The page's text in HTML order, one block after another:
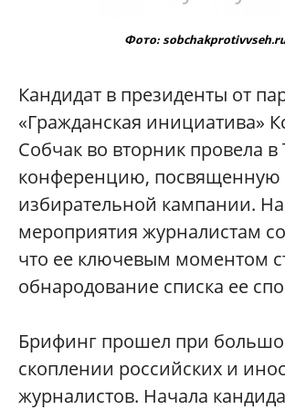
Фото: sobchakprotivvseh.ru
Кандидат в президенты от
«Гражданская инициатива»
Собчак во вторник провела
конференцию, посвященную
избирательной кампании.
мероприятия журналистам
что ее ключевым моментом
обнародование списка ее
Брифинг прошел при
скоплении российских и
журналистов. Начала